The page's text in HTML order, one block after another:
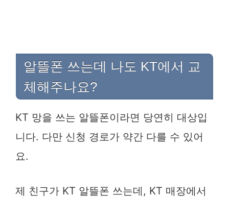
알뜰폰 쓰는데 나도 KT에서 교
체해주나요?
KT 망을 쓰는 알뜰폰이라면 당연히 대상입
니다. 다만 신청 경로가 약간 다를 수 있어
요.
제 친구가 KT 알뜰폰 쓰는데, KT 매장에서